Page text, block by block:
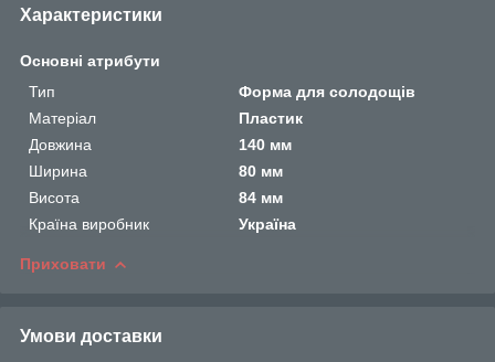
Характеристики
Основні атрибути
Тип
Форма для солодощів
Матеріал
Пластик
Довжина
140 мм
Ширина
80 мм
Висота
84 мм
Країна виробник
Україна
Приховати
Умови доставки